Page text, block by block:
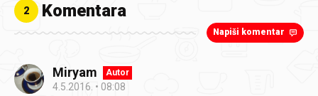
2 Komentara
Napiši komentar
Miryam Autor
4.5.2016. 08:08